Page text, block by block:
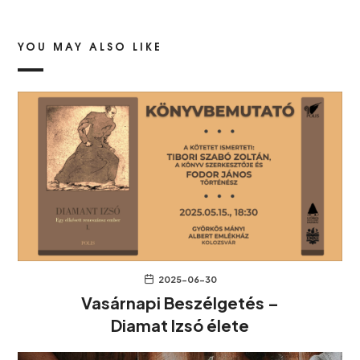
YOU MAY ALSO LIKE
2025-06-30
Vasárnapi Beszélgetés –
Diamat Izsó élete